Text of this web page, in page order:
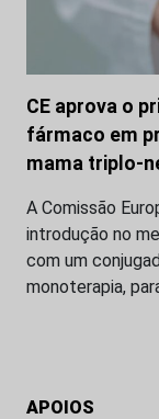
CE aprova o
fármaco em
mama triplo-
A Comissão
introdução no
com um
monoterapia,
APOIOS